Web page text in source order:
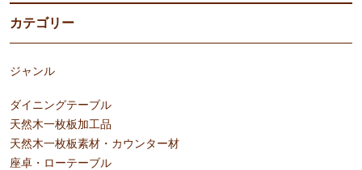
カテゴリー
ジャンル
ダイニングテーブル
天然木一枚板加工品
天然木一枚板素材・カウンター材
座卓・ローテーブル